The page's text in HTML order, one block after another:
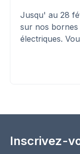
Jusqu' au 28
sur nos
électriques.
Inscrivez-